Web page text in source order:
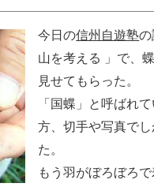
今日の信州自遊塾
山を考える 」で、
見せてもらった。
「国蝶」と呼ばれ
方、切手や写真で
た。
もう羽がぼろぼろ